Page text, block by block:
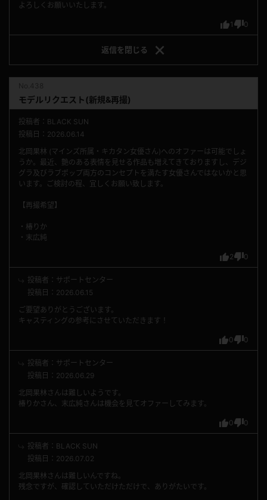
1 0
よろしくお願いいたします。
返信を 閉じる
モデルリクエスト(新規&再撮)
投稿者：BLACK SUN
投稿日：2026.06.14
2 0
北岡果林 (マインズ所属・キカタン女優さん)へのオファーは可能でしょ
うか。最近、艶のある表情を見せる作品も増えてきておりますし、デジ
グラ及びラブポップ両方のコンセプトを満たす女優さんではないかと思
います。ご検討の程、宜しくお願い致します。
【再撮希望】
・椿りか
・末広純
投稿者：サポートセンター
投稿日：2026.06.15
0 0
ご要望ありがとうございます。
キャスティングの参考にさせていただきます！
投稿者：サポートセンター
投稿日：2026.06.29
0 0
北岡果林さんは難しいようです。
椿りかさん、末広純さんは機会を見てオファーしてみます。
投稿者：BLACK SUN
投稿日：2026.07.02
北岡果林さんは難しいんですね。
残念ですが、確認していただけただけで、ありがたいです。